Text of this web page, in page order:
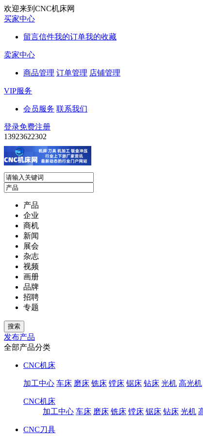
欢迎来到CNC机床网
买家中心
留言信件我的订单我的收藏
卖家中心
商品管理 订单管理 店铺管理
VIP服务
会员服务 联系我们
登录免费注册
13923622302
产品
企业
商机
新闻
展会
杂志
视频
画册
品牌
招聘
专题
发布产品
全部产品分类
CNC机床
加工中心 车床 磨床 铣床 镗床 锯床 钻床 光机 高光机
CNC机床
加工中心 车床 磨床 铣床 镗床 锯床 钻床 光机
CNC刀具